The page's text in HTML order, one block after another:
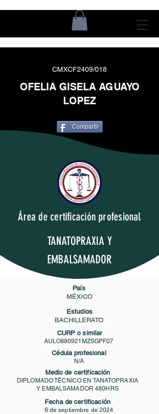
CMXCF2409/018
OFELIA GISELA AGUAYO
LOPEZ
Compartir
Área de certificación profesional
TANATOPRAXIA Y
EMBALSAMADOR
País
MÉXICO
Estudios
BACHILLERATO
CURP o similar
AULO880921MZSGPF07
Cédula profesional
N/A
Medio de certificación
DIPLOMADO TÉCNICO EN TANATOPRAXIA
Y EMBALSAMADOR 480HRS
Fecha de certificación
6 de septiembre de 2024